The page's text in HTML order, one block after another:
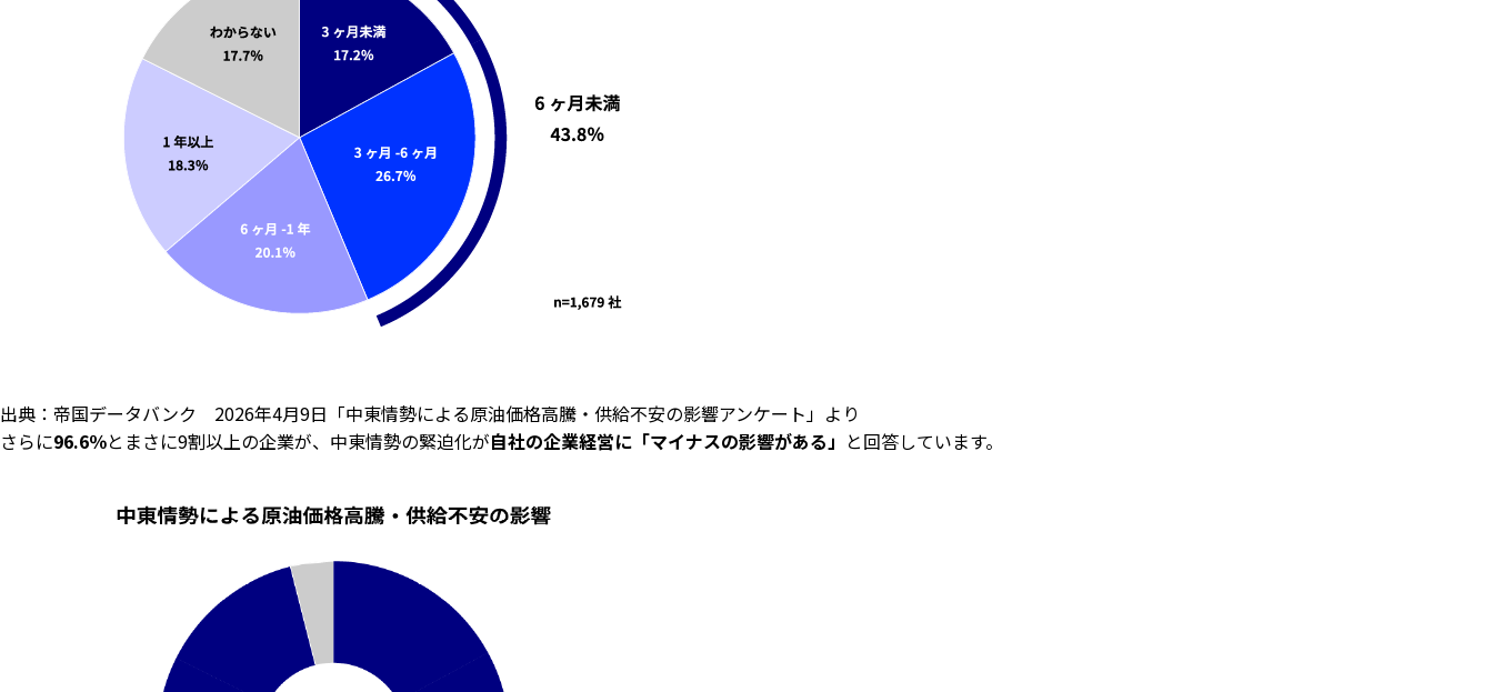
出典：帝国データバンク 2026年4月9日「中東情勢による原油価格高騰・供給不安の影響アンケート」より
さらに96.6％とまさに9割以上の企業が、中東情勢の緊迫化が自社の企業経営に「マイナスの影響がある」 と回答しています。